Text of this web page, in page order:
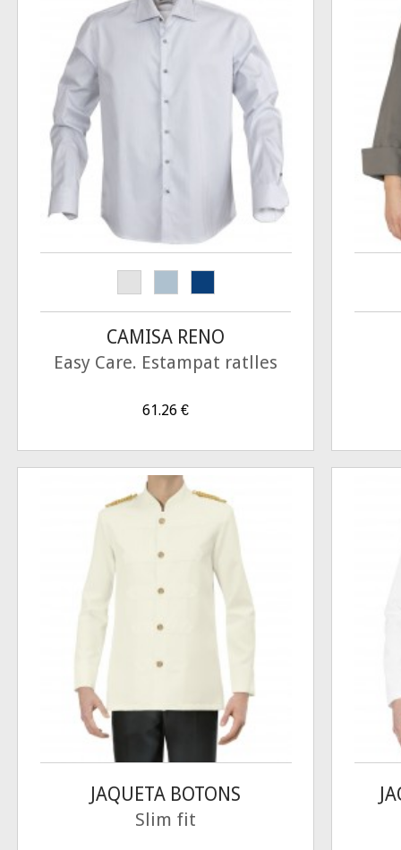
CAMISA RENO
Easy Care. Estampat ratlles
61.26 €
JAQUETA BOTONS
Slim fit